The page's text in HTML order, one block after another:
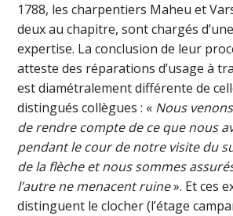
1788, les charpentiers Maheu et
deux au chapitre, sont chargés
expertise. La conclusion de leur
atteste des réparations d’usage à
est diamétralement différente de
distingués collègues : « Nous
de rendre compte de ce que nous
pendant le cour de notre visite du
de la flèche et nous sommes
l’autre ne menacent ruine». Et ces
distinguent le clocher (l’étage